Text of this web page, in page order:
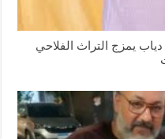
يمزج التراث الفلاحي